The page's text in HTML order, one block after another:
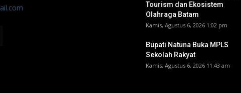
Tourism dan Ekosistem
Olahraga Batam
Kamis, Agustus 6, 2026 1:02 pm
Bupati Natuna Buka MPLS
Sekolah Rakyat
Kamis, Agustus 6, 2026 11:43 am